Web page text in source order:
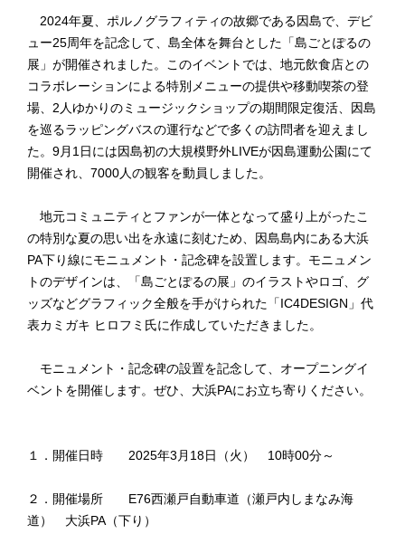
2024年夏、ポルノグラフィティの故郷である因島で、デビ
ュー25周年を記念して、島全体を舞台とした「島ごとぽるの
展」が開催されました。このイベントでは、地元飲食店との
コラボレーションによる特別メニューの提供や移動喫茶の登
場、2人ゆかりのミュージックショップの期間限定復活、因島
を巡るラッピングバスの運行などで多くの訪問者を迎えまし
た。9月1日には因島初の大規模野外LIVEが因島運動公園にて
開催され、7000人の観客を動員しました。
地元コミュニティとファンが一体となって盛り上がったこ
の特別な夏の思い出を永遠に刻むため、因島島内にある大浜
PA下り線にモニュメント・記念碑を設置します。モニュメン
トのデザインは、「島ごとぽるの展」のイラストやロゴ、グ
ッズなどグラフィック全般を手がけられた「IC4DESIGN」代
表カミガキ ヒロフミ氏に作成していただきました。
モニュメント・記念碑の設置を記念して、オープニングイ
ベントを開催します。ぜひ、大浜PAにお立ち寄りください。
１．開催日時 2025年3月18日（火） 10時00分～
２．開催場所 E76西瀬戸自動車道（瀬戸内しまなみ海
道） 大浜PA（下り）